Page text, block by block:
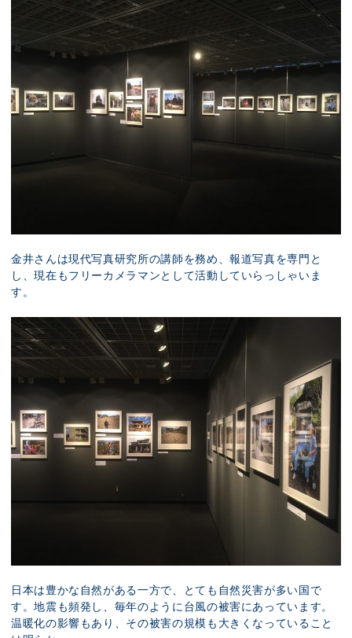
金井さんは現代写真研究所の講師を務め、報道写真を専門と
し、現在もフリーカメラマンとして活動していらっしゃいま
す。
日本は豊かな自然がある一方で、とても自然災害が多い国で
す。地震も頻発し、毎年のように台風の被害にあっています。
温暖化の影響もあり、その被害の規模も大きくなっていること